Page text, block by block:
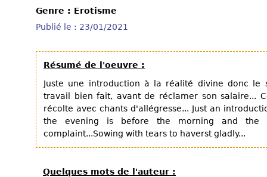
Genre : Erotisme
Publié le : 23/01/2021
Résumé de l'oeuvre :
Juste une introduction à la réalité divine donc
travail bien fait, avant de réclamer son salaire...
récolte avec chants d'allégresse... Just an
the evening is before the morning and the
complaint...Sowing with tears to haverst gladly...
Quelques mots de l'auteur :